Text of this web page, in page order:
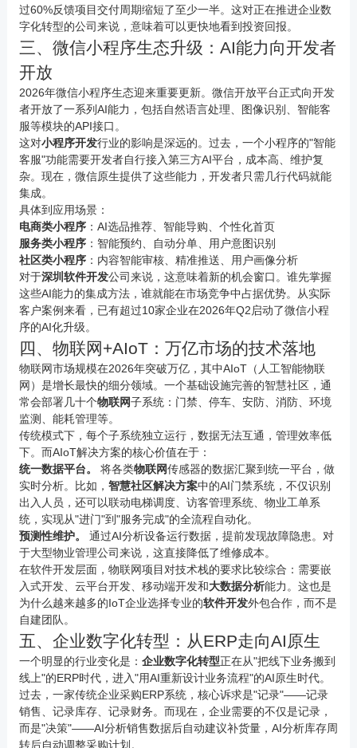
过60%反馈项目交付周期缩短了至少一半。这对正在推进企业数
字化转型的公司来说，意味着可以更快地看到投资回报。
三、微信小程序生态升级：AI能力向开发者
开放
2026年微信小程序生态迎来重要更新。微信开放平台正式向开发
者开放了一系列AI能力，包括自然语言处理、图像识别、智能客
服等模块的API接口。
这对小程序开发行业的影响是深远的。过去，一个小程序的"智能
客服"功能需要开发者自行接入第三方AI平台，成本高、维护复
杂。现在，微信原生提供了这些能力，开发者只需几行代码就能
集成。
具体到应用场景：
电商类小程序：AI选品推荐、智能导购、个性化首页
服务类小程序：智能预约、自动分单、用户意图识别
社区类小程序：内容智能审核、精准推送、用户画像分析
对于深圳软件开发公司来说，这意味着新的机会窗口。谁先掌握
这些AI能力的集成方法，谁就能在市场竞争中占据优势。从实际
客户案例来看，已有超过10家企业在2026年Q2启动了微信小程
序的AI化升级。
四、 物联网+AIoT：万亿市场的技术落地
物联网市场规模在2026年突破万亿，其中AIoT（人工智能物联
网）是增长最快的细分领域。一个基础设施完善的智慧社区，通
常会部署几十个物联网子系统：门禁、停车、安防、消防、环境
监测、能耗管理等。
传统模式下，每个子系统独立运行，数据无法互通，管理效率低
下。而AIoT解决方案的核心价值在于：
统一数据平台。
将各类物联网传感器的数据汇聚到统一平台，做
实时分析。比如， 智慧社区解决方案中的AI门禁系统，不仅识别
出入人员，还可以联动电梯调度、访客管理系统、物业工单系
统，实现从"进门"到"服务完成"的全流程自动化。
预测性维护。
通过AI分析设备运行数据，提前发现故障隐患。对
于大型物业管理公司来说，这直接降低了维修成本。
在软件开发层面，物联网项目对技术栈的要求比较综合：需要嵌
入式开发、云平台开发、移动端开发和大数据分析能力。这也是
为什么越来越多的IoT企业选择专业的软件开发外包合作，而不是
自建团队。
五、企业数字化转型：从ERP走向AI原生
一个明显的行业变化是： 企业数字化转型正在从"把线下业务搬到
线上"的ERP时代，进入"用AI重新设计业务流程"的AI原生时代。
过去，一家传统企业采购ERP系统，核心诉求是"记录"——记录
销售、记录库存、记录财务。而现在，企业需要的不仅是记录，
而是"决策"——AI分析销售数据后自动建议补货量，AI分析库存周
转后自动调整采购计划。